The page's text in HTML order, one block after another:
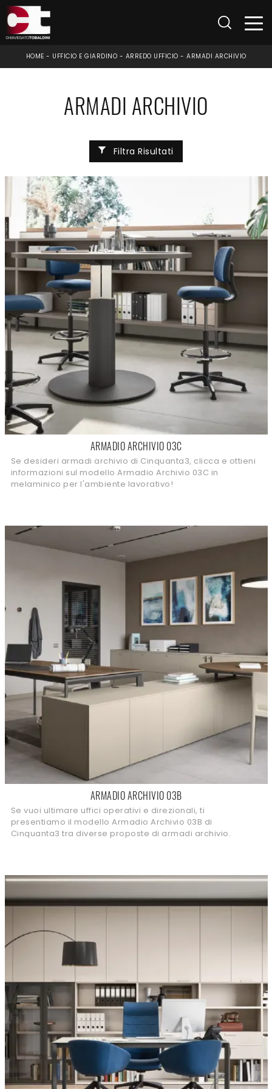
HOME - UFFICIO E GIARDINO - ARREDO UFFICIO - ARMADI ARCHIVIO
ARMADI ARCHIVIO
Filtra Risultati
ARMADIO ARCHIVIO 03C
Se desideri armadi archivio di Cinquanta3, clicca e ottieni
informazioni sul modello Armadio Archivio 03C in
melaminico per l'ambiente lavorativo!
ARMADIO ARCHIVIO 03B
Se vuoi ultimare uffici operativi e direzionali, ti
presentiamo il modello Armadio Archivio 03B di
Cinquanta3 tra diverse proposte di armadi archivio.